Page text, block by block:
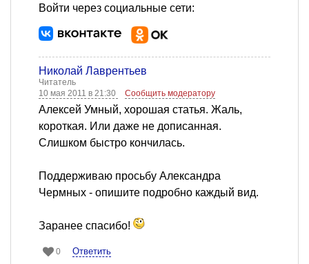
Войти через социальные сети:
Николай Лаврентьев
Читатель
10 мая 2011 в 21:30
Сообщить модератору
Алексей Умный, хорошая статья. Жаль,
короткая. Или даже не дописанная.
Слишком быстро кончилась.
Поддерживаю просьбу Александра
Чермных - опишите подробно каждый вид.
Заранее спасибо!
0 Ответить